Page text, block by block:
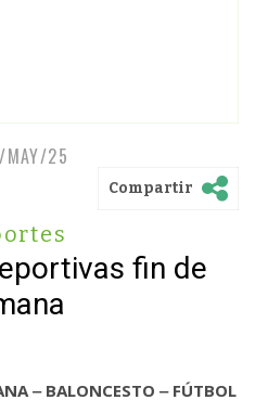
25
Compartir
fin de
‒ BALONCESTO ‒ FÚTBOL